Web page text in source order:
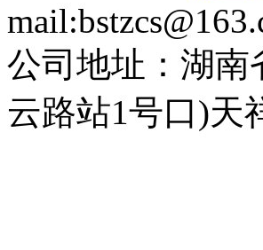
公司地址：湖南
云路站1号口)天